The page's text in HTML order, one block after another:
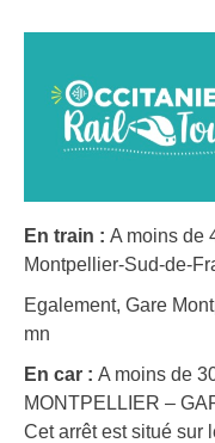
En train : A moins de
Montpellier-Sud-de-
Egalement, Gare
mn
En car : A moins de
MONTPELLIER –
Cet arrêt est situé sur